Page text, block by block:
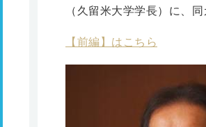
（久留米大学学長）に、
【前編】はこちら